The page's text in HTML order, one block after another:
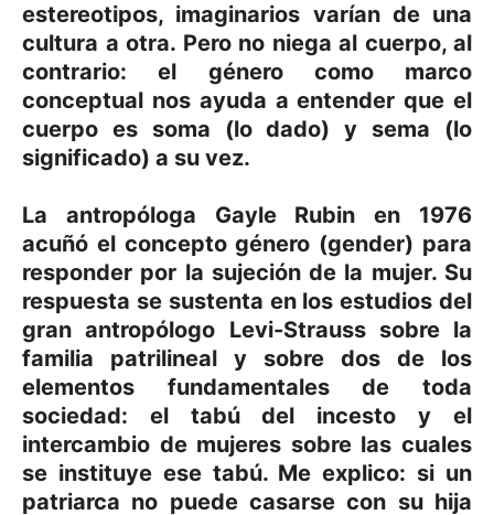
estereotipos, imaginarios varían de una
cultura a otra. Pero no niega al cuerpo, al
contrario: el género como marco
conceptual nos ayuda a entender que el
cuerpo es soma (lo dado) y sema (lo
significado) a su vez.
La antropóloga Gayle Rubin en 1976
acuñó el concepto género (gender) para
responder por la sujeción de la mujer. Su
respuesta se sustenta en los estudios del
gran antropólogo Levi-Strauss sobre la
familia patrilineal y sobre dos de los
elementos fundamentales de toda
sociedad: el tabú del incesto y el
intercambio de mujeres sobre las cuales
se instituye ese tabú. Me explico: si un
patriarca no puede casarse con su hija